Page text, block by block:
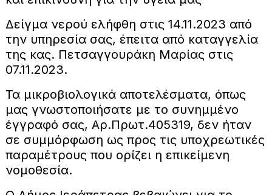
Δείγμα νερού ελήφθη στις 14.11.2023 από
την υπηρεσία σας, έπειτα από καταγγελία
της κας. Πετσαγγουράκη Μαρίας στις
07.11.2023.
Τα μικροβιολογικά αποτελέσματα, όπως
μας γνωστοποιήσατε με το συνημμένο
έγγραφό σας, Αρ.Πρωτ.405319, δεν ήταν
σε συμμόρφωση ως προς τις υποχρεωτικές
παραμέτρους που ορίζει η επικείμενη
νομοθεσία.